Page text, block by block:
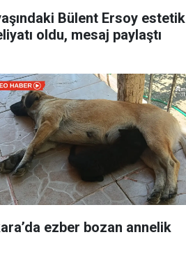
Bülent Ersoy estetik
oldu, mesaj paylaştı
ezber bozan annelik